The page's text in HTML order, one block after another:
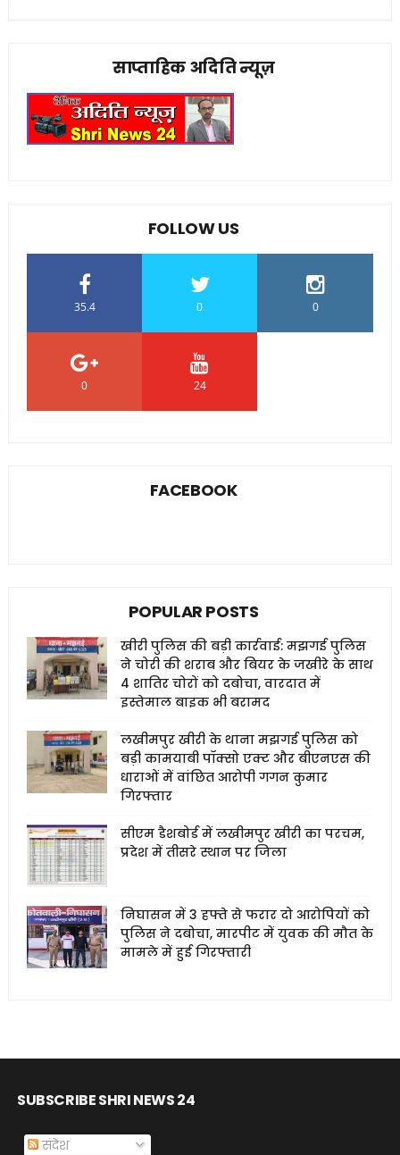
साप्ताहिक अदिति न्यूज़
FOLLOW US
35.4 0 0
0 24
FACEBOOK
POPULAR POSTS
खीरी पुलिस की बड़ी कार्रवाई: मझगई पुलिस
ने चोरी की शराब और बियर के जखीरे के साथ
4 शातिर चोरों को दबोचा, वारदात में
इस्तेमाल बाइक भी बरामद
लखीमपुर खीरी के थाना मझगई पुलिस को
बड़ी कामयाबी पॉक्सो एक्ट और बीएनएस की
धाराओं में वांछित आरोपी गगन कुमार
गिरफ्तार
सीएम डैशबोर्ड में लखीमपुर खीरी का परचम,
प्रदेश में तीसरे स्थान पर जिला
निघासन में 3 हफ्ते से फरार दो आरोपियों को
पुलिस ने दबोचा, मारपीट में युवक की मौत के
मामले में हुई गिरफ्तारी
SUBSCRIBE SHRI NEWS 24
संदेश